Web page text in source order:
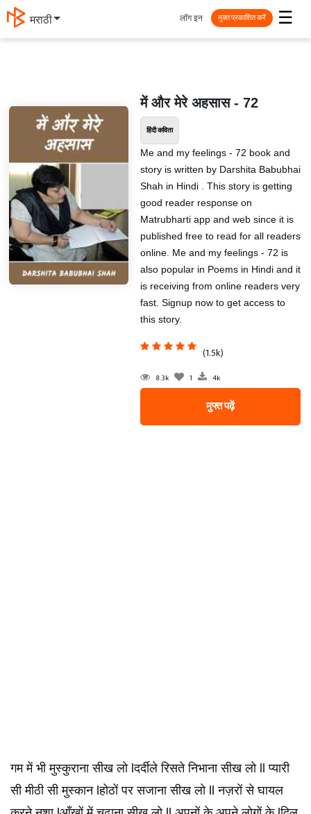
मराठी ☰
लॉग इन मुक्त प्रकाशित करें
में और मेरे अहसास - 72
हिंदी कविता
Me and my feelings - 72 book and
story is written by Darshita Babubhai
Shah in Hindi . This story is getting
good reader response on
Matrubharti app and web since it is
published free to read for all readers
online. Me and my feelings - 72 is
also popular in Poems in Hindi and it
is receiving from online readers very
fast. Signup now to get access to
this story.
(1.5k)
8.3k 1 4k
मुफ्त पढ़ें
गम में भी मुस्कुराना सीख लो lदर्दीले रिसते निभाना सीख लो ll प्यारी
सी मीठी सी मुस्कान lहोठों पर सजाना सीख लो ll नज़रों से घायल